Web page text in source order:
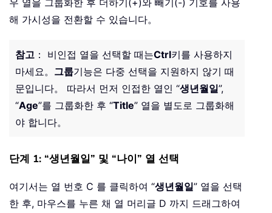
해 가시성을 전환할 수 있습니다。
참고 ： 비인접 열을 선택할 때는Ctrl키를 사용하지
마세요。 그룹기능은 다중 선택을 지원하지 않기 때
문입니다。 따라서 먼저 인접한 열인 “생년월일”,
“Age”를 그룹화한 후 “Title” 열을 별도로 그룹화해
야 합니다。
단계 1: “생년월일” 및 “나이” 열 선택
여기서는 열 번호 C 를 클릭하여 “생년월일” 열을 선택
한 후, 마우스를 누른 채 열 머리글 D 까지 드래그하여